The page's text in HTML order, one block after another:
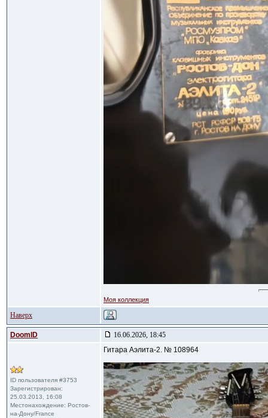
Моя коллекция
Наверх
DoomID 16.06.2026, 18:45
ID пользователя #3753
Зарегистрирован:
25.03.2013, 16:08
Местонахождение: Ростов-
на-Дону/France
Гитара Аэлита-2. № 108964